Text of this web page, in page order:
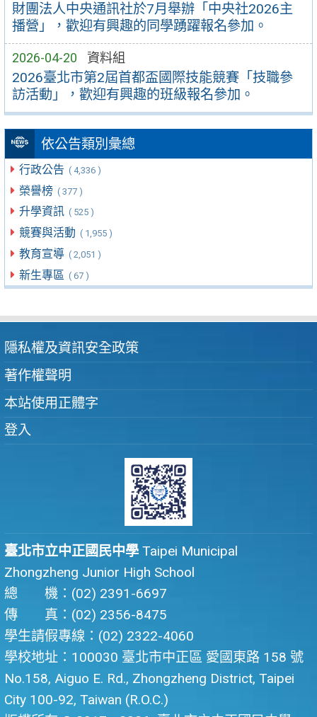
財團法人中央通訊社於7月舉辦「中央社2026主
播營」，歡迎有興趣的同學踴躍報名參加。
2026-04-20 資料組
2026臺北市第2屆首都盃國際技能競賽「技職參
訪活動」，歡迎有興趣的班級報名參加。
依公告類別彙總
行政公告 ( 4,336 )
榮譽榜 ( 377 )
升學資訊 ( 525 )
競賽與活動 ( 1,955 )
教育宣導 ( 2,051 )
新生專區 ( 67 )
隱私權及資訊安全政策
著作權聲明
本站使用正體字
登入
臺北市立中正國民中學 Taipei Municipal
Zhongzheng Junior High School
總 機：(02) 2391-6697
傳 真：(02) 2356-8475
學生請假專線：(02) 2322-4060
學校地址：100030 臺北市中正區 愛國東路 158 號
No.158, Aiguo E. Rd., Zhongzheng District, Taipei
City 100-92, Taiwan (R.O.C.)